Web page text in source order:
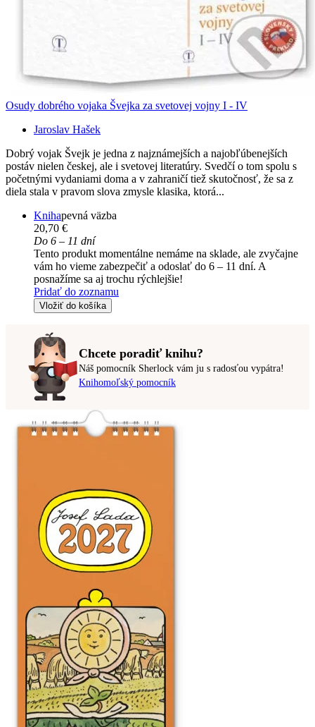
Osudy dobrého vojaka Švejka za svetovej vojny I - IV
Jaroslav Hašek
Dobrý vojak Švejk je jedna z najznámejších a najobľúbenejších
postáv nielen českej, ale i svetovej literatúry. Svedčí o tom spolu s
početnými vydaniami doma a v zahraničí tiež skutočnosť, že sa z
diela stala v pravom slova zmysle klasika, ktorá...
Knihapevná väzba
20,70 €
Do 6 – 11 dní
Tento produkt momentálne nemáme na sklade, ale zvyčajne
vám ho vieme zabezpečiť a odoslať do 6 – 11 dní. A
posnažíme sa aj trochu rýchlejšie!
Pridať do zoznamu
Vložiť do košíka
Chcete poradiť knihu?
Náš pomocník Sherlock vám ju s radosťou vypátra!
Knihomoľský pomocník